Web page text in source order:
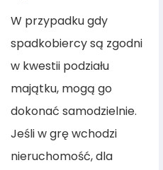
W przypadku gdy
spadkobiercy są zgodni
w kwestii podziału
majątku, mogą go
dokonać samodzielnie.
Jeśli w grę wchodzi
nieruchomość, dla